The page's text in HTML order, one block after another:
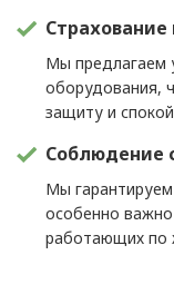
Страхование
Мы предлагаем
оборудования,
защиту и
Соблюдение
Мы
особенно
работающих по